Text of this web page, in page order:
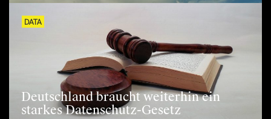
DATA
Deutschland braucht weiterhin ein
starkes Datenschutz-Gesetz